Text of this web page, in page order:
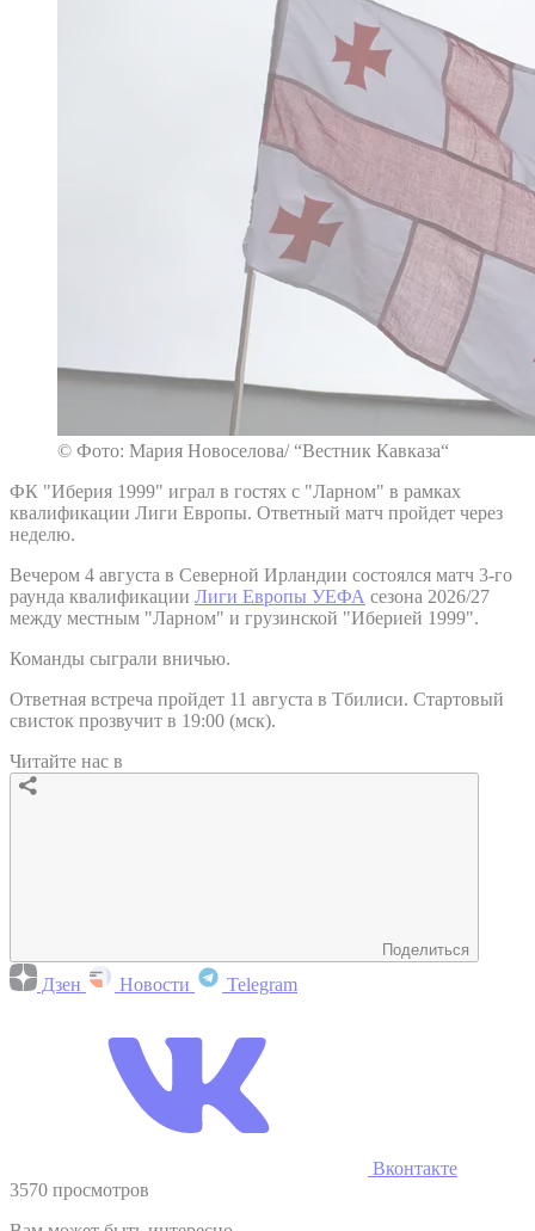
© Фото: Мария Новоселова/ “Вестник Кавказа“
ФК "Иберия 1999" играл в гостях с "Ларном" в рамках
квалификации Лиги Европы. Ответный матч пройдет через
неделю.
Вечером 4 августа в Северной Ирландии состоялся матч 3-го
раунда квалификации Лиги Европы УЕФА сезона 2026/27
между местным "Ларном" и грузинской "Иберией 1999".
Команды сыграли вничью.
Ответная встреча пройдет 11 августа в Тбилиси. Стартовый
свисток прозвучит в 19:00 (мск).
Читайте нас в
Поделиться
Дзен Новости Telegram
Вконтакте
3570 просмотров